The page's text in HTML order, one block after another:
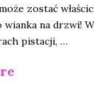
zostać
wianka na drzwi!
pistacji, …